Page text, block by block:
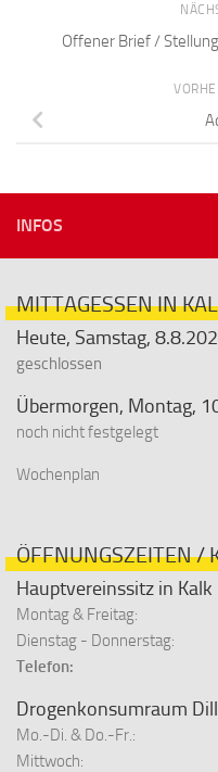
Offener Brief /
INFOS
MITTAGESSEN IN
Heute, Samstag,
geschlossen
Übermorgen, Montag,
noch nicht festgelegt
Wochenplan
ÖFFNUNGSZEITEN /
Hauptvereinssitz in Kalk
Montag & Freitag:
Dienstag - Donnerstag:
Telefon:
Drogenkonsumraum
Mo.-Di. & Do.-Fr.:
Mittwoch: